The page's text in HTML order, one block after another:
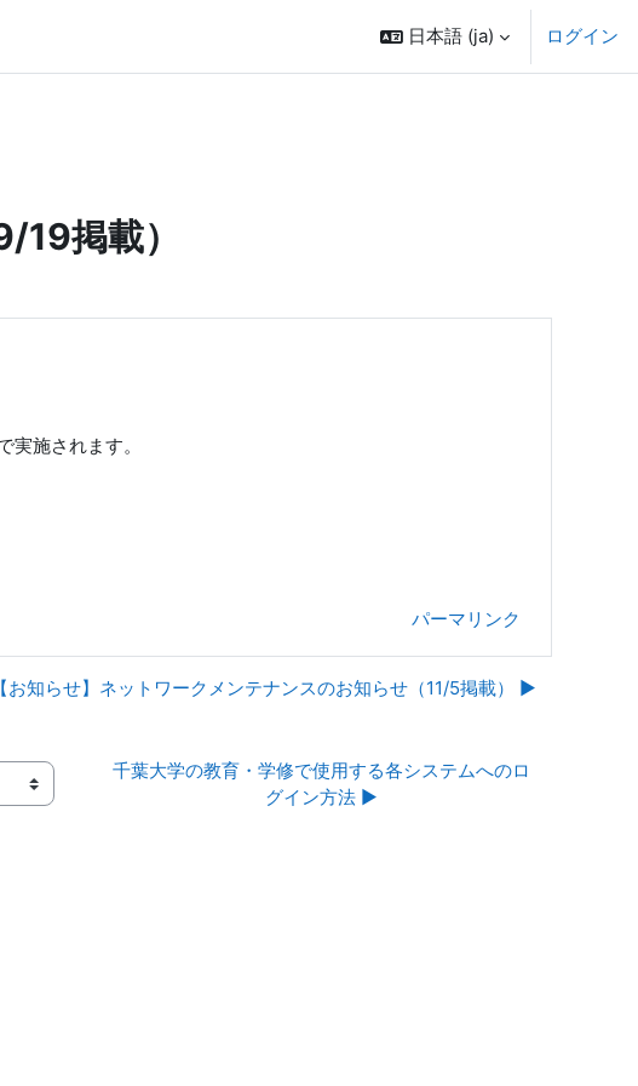
日本語 ‎(ja)‎ ログイン
掲載）
施されます。
パーマリンク
【お知らせ】ネットワークメンテナンスのお知らせ（11/5掲載） ▶︎
千葉大学の教育・学修で使用する各システムへのロ
グイン方法 ▶︎